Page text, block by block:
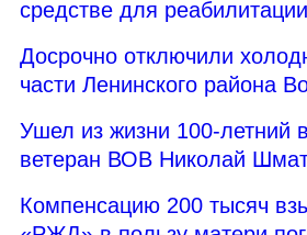
средстве для
Досрочно отключили
части Ленинского района
Ушел из жизни 100-летний
ветеран ВОВ Николай
Компенсацию 200 тысяч